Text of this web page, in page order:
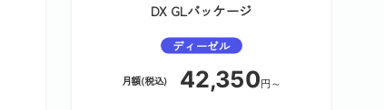
DX GLパッケージ
ディーゼル
月額(税込) 42,350円～